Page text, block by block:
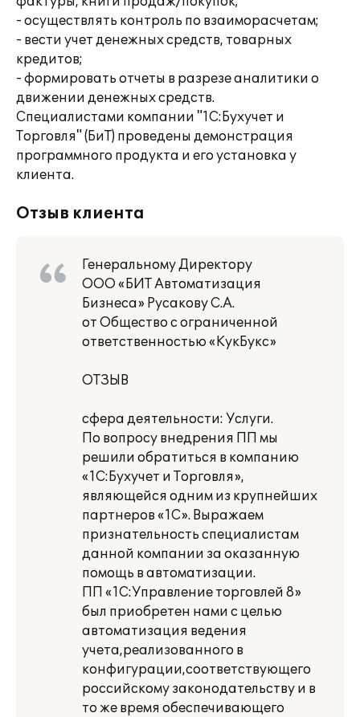
- осуществлять контроль по взаиморасчетам;
- вести учет денежных средств, товарных
кредитов;
- формировать отчеты в разрезе аналитики о
движении денежных средств.
Специалистами компании "1С:Бухучет и
Торговля" (БиТ) проведены демонстрация
программного продукта и его установка у
клиента.
Отзыв клиента
Генеральному Директору
ООО «БИТ Автоматизация
Бизнеса» Русакову С.А.
от Общество с ограниченной
ответственностью «КукБукс»
ОТЗЫВ
сфера деятельности: Услуги.
По вопросу внедрения ПП мы
решили обратиться в компанию
«1С:Бухучет и Торговля»,
являющейся одним из крупнейших
партнеров «1С». Выражаем
признательность специалистам
данной компании за оказанную
помощь в автоматизации.
ПП «1С:Управление торговлей 8»
был приобретен нами с целью
автоматизация ведения
учета,реализованного в
конфигурации,соответствующего
российскому законодательству и в
то же время обеспечивающего